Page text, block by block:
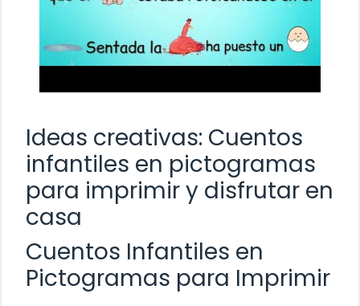
Ideas creativas: Cuentos
infantiles en pictogramas
para imprimir y disfrutar en
casa
Cuentos Infantiles en
Pictogramas para Imprimir